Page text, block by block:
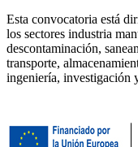
Esta convocatoria está
los sectores industria
descontaminación,
transporte,
ingeniería, investigación